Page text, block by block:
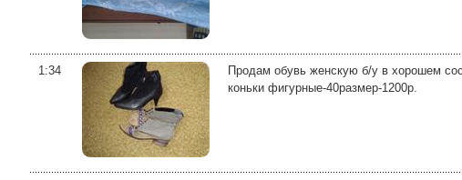
1:34
Продам обувь женскую б/у в хорошем
коньки фигурные-40размер-1200р.